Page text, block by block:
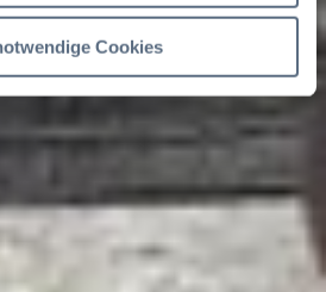
Cookies